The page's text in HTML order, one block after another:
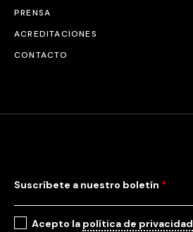
PRENSA
ACREDITACIONES
CONTACTO
Suscríbete a nuestro boletín *
Acepto la política de privacidad